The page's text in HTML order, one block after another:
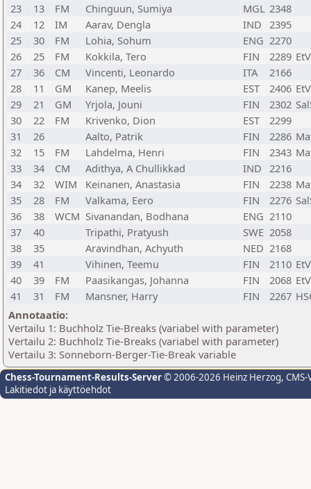
23
13 FM Chinguun, Sumiya MGL 2348
24
12 IM Aarav, Dengla IND 2395
25
30 FM Lohia, Sohum ENG 2270
26
25 FM Kokkila, Tero FIN 2289
27
36 CM Vincenti, Leonardo ITA
2166
28
11 GM Kanep, Meelis EST 2406
29
21 GM Yrjola, Jouni FIN 2302
30
22 FM Krivenko, Dion EST
2299
31
26 Aalto, Patrik FIN 2286
32
15 FM Lahdelma, Henri FIN 2343
33
34 CM Adithya, A Chullikkad IND 2216
34
32 WIM Keinanen, Anastasia FIN 2238
35
28 FM Valkama, Eero FIN 2276
36
38 WCM Sivanandan, Bodhana ENG 2110
37
40 Tripathi, Pratyush SWE 2058
38
35 Aravindhan, Achyuth NED 2168
39
41 Vihinen, Teemu FIN 2110
40
39 FM Paasikangas, Johanna FIN 2068
41
31 FM Mansner, Harry FIN 2267
Annotaatio:
Vertailu 1: Buchholz Tie-Breaks (variabel with parameter)
Vertailu 2: Buchholz Tie-Breaks (variabel with parameter)
Vertailu 3: Sonneborn-Berger-Tie-Break variable
Chess-Tournament-Results-Server© 2006-2026 Heinz Herzog,
Lakitiedot ja käyttöehdot